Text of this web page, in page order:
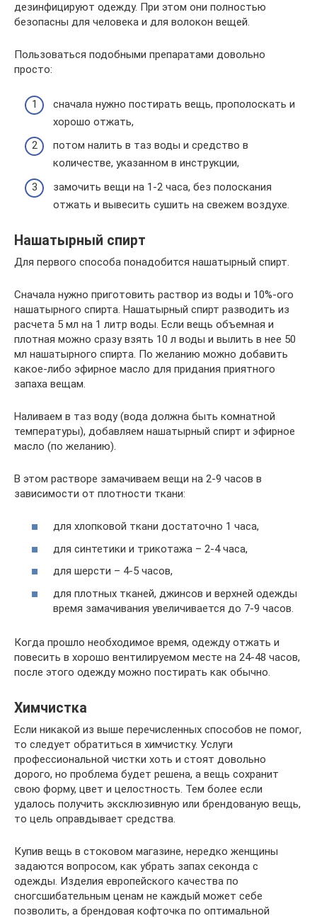
дезинфицируют одежду. При этом они полностью
безопасны для человека и для волокон вещей.
Пользоваться подобными препаратами довольно
просто:
сначала нужно постирать вещь, прополоскать и
хорошо отжать,
потом налить в таз воды и средство в
количестве, указанном в инструкции,
замочить вещи на 1-2 часа, без полоскания
отжать и вывесить сушить на свежем воздухе.
Нашатырный спирт
Для первого способа понадобится нашатырный спирт.
Сначала нужно приготовить раствор из воды и 10%-ого
нашатырного спирта. Нашатырный спирт разводить из
расчета 5 мл на 1 литр воды. Если вещь объемная и
плотная можно сразу взять 10 л воды и вылить в нее 50
мл нашатырного спирта. По желанию можно добавить
какое-либо эфирное масло для придания приятного
запаха вещам.
Наливаем в таз воду (вода должна быть комнатной
температуры), добавляем нашатырный спирт и эфирное
масло (по желанию).
В этом растворе замачиваем вещи на 2-9 часов в
зависимости от плотности ткани:
для хлопковой ткани достаточно 1 часа,
для синтетики и трикотажа – 2-4 часа,
для шерсти – 4-5 часов,
для плотных тканей, джинсов и верхней одежды
время замачивания увеличивается до 7-9 часов.
Когда прошло необходимое время, одежду отжать и
повесить в хорошо вентилируемом месте на 24-48 часов,
после этого одежду можно постирать как обычно.
Химчистка
Если никакой из выше перечисленных способов не помог,
то следует обратиться в химчистку. Услуги
профессиональной чистки хоть и стоят довольно
дорого, но проблема будет решена, а вещь сохранит
свою форму, цвет и целостность. Тем более если
удалось получить эксклюзивную или брендованую вещь,
то цель оправдывает средства.
Купив вещь в стоковом магазине, нередко женщины
задаются вопросом, как убрать запах секонда с
одежды. Изделия европейского качества по
сногсшибательным ценам не каждый может себе
позволить, а брендовая кофточка по оптимальной